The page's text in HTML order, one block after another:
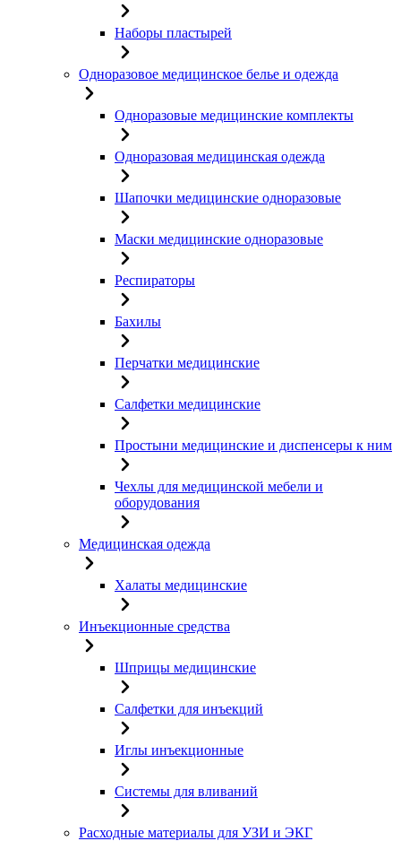
Наборы пластырей
Одноразовое медицинское белье и одежда
Одноразовые медицинские комплекты
Одноразовая медицинская одежда
Шапочки медицинские одноразовые
Маски медицинские одноразовые
Респираторы
Бахилы
Перчатки медицинские
Салфетки медицинские
Простыни медицинские и диспенсеры к ним
Чехлы для медицинской мебели и
оборудования
Медицинская одежда
Халаты медицинские
Инъекционные средства
Шприцы медицинские
Салфетки для инъекций
Иглы инъекционные
Системы для вливаний
Расходные материалы для УЗИ и ЭКГ